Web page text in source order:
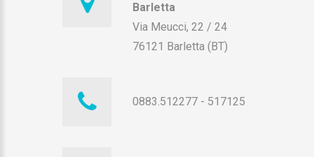
Barletta
Via Meucci, 22 / 24
76121 Barletta (BT)
0883.512277 - 517125